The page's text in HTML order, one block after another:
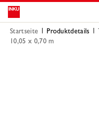
Startseite Produktdetails
10,05 x 0,70 m